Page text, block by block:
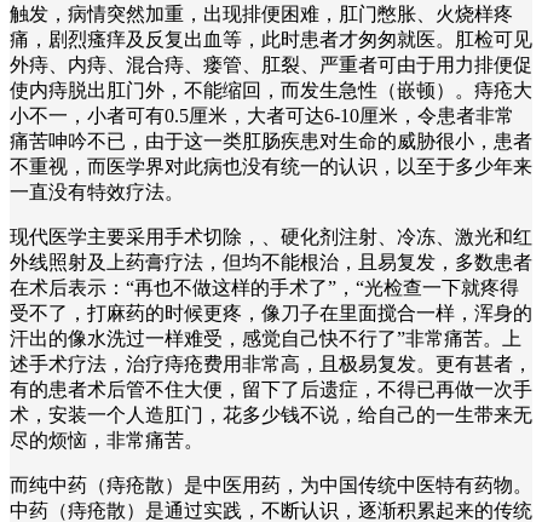
触发，病情突然加重，出现排便困难，肛门憋胀、火烧样疼
痛，剧烈瘙痒及反复出血等，此时患者才匆匆就医。肛检可见
外痔、内痔、混合痔、瘘管、肛裂、严重者可由于用力排便促
使内痔脱出肛门外，不能缩回，而发生急性（嵌顿）。痔疮大
小不一，小者可有0.5厘米，大者可达6-10厘米，令患者非常
痛苦呻吟不已，由于这一类肛肠疾患对生命的威胁很小，患者
不重视，而医学界对此病也没有统一的认识，以至于多少年来
一直没有特效疗法。
现代医学主要采用手术切除，、硬化剂注射、冷冻、激光和红
外线照射及上药膏疗法，但均不能根治，且易复发，多数患者
在术后表示：“再也不做这样的手术了”，“光检查一下就疼得
受不了，打麻药的时候更疼，像刀子在里面搅合一样，浑身的
汗出的像水洗过一样难受，感觉自己快不行了”非常痛苦。上
述手术疗法，治疗痔疮费用非常高，且极易复发。更有甚者，
有的患者术后管不住大便，留下了后遗症，不得已再做一次手
术，安装一个人造肛门，花多少钱不说，给自己的一生带来无
尽的烦恼，非常痛苦。
而纯中药（痔疮散）是中医用药，为中国传统中医特有药物。
中药（痔疮散）是通过实践，不断认识，逐渐积累起来的传统